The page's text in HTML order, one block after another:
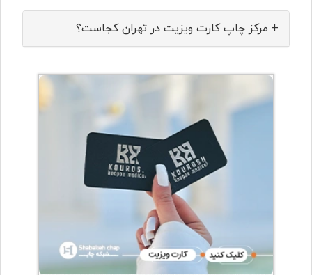
+ مرکز چاپ کارت ویزیت در تهران کجاست؟